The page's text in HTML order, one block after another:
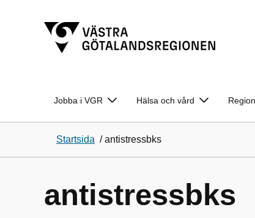
Jobba i VGR Hälsa och vård
Startsida /antistressbks
antistressbks